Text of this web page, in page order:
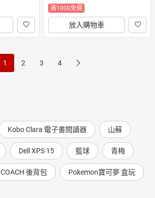
滿1000免運
放入購物車
1 2 3 4
Kobo Clara 電子書閱讀器 山蘇
Dell XPS 15 籃球 青梅
COACH 後背包 Pokemon寶可夢 盒玩